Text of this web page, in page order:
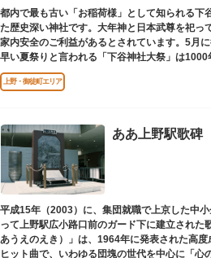
都内で最も古い「お稲荷様」として知られる下
た歴史深い神社です。大年神と日本武尊を祀っ
家内安全のご利益があるとされています。5月
早い夏祭りと言われる「下谷神社大祭」は
輿の渡御を行う「本祭り」と、町会神輿の渡御
われています。
本殿には、日本を代表する画家 横山大観によ
「句碑」や、初代・三笑亭可楽の寄席が境内で
発祥之地」の石碑などの見どころも。
オリジナルの朱印帳の販売や、月や日によって
ます。
上野・御徒町エリア
ああ上野駅歌碑
平成15年（2003）に、集団就職で上京した中
って上野駅広小路口前のガード下に建立された
あうえのえき）」は、1964年に発表された高
ヒット曲で、いわゆる団塊の世代を中心に「心